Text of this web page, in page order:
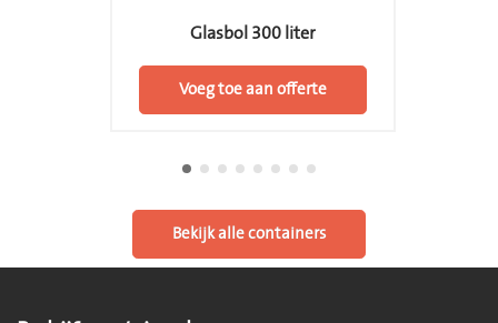
Glasbol 300 liter
Voeg toe aan offerte
Bekijk alle containers